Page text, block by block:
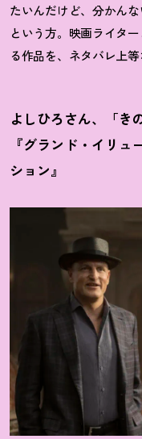
たいんだけど、分かん
という方。映画ライタ
る作品を、ネタバレ上
よしひろさん、「き
『グランド・イリ
ション』